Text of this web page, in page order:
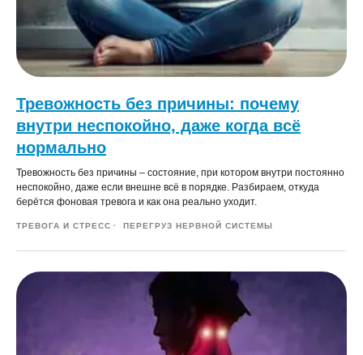
Тревожность без причины: почему
внутри неспокойно, даже когда всё
нормально
Тревожность без причины – состояние, при котором внутри постоянно
неспокойно, даже если внешне всё в порядке. Разбираем, откуда
берётся фоновая тревога и как она реально уходит.
ТРЕВОГА И СТРЕСС ПЕРЕГРУЗ НЕРВНОЙ СИСТЕМЫ